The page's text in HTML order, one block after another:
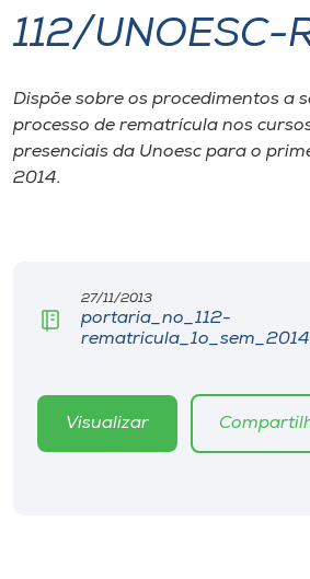
I.nova
Diplomados
Cultura
Biblioteca
112/UNOESC-
Dispõe sobre os procedimentos a
processo de rematrícula nos
presenciais da Unoesc para o
2014.
27/11/2013
portaria_no_112-
Visualizar